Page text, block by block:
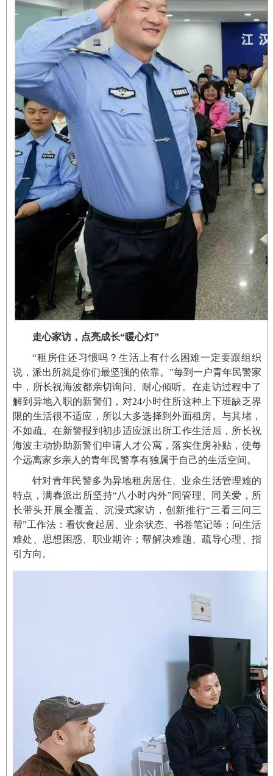
走心家访，点亮成长“暖心灯”
“租房住还习惯吗？生活上有什么困难一定要跟组织
说，派出所就是你们最坚强的依靠。”每到一户青年民警家
中，所长祝海波都亲切询问、耐心倾听。在走访过程中了
解到异地入职的新警们，对24小时住所这种上下班缺乏界
限的生活很不适应，所以大多选择到外面租房。与其堵，
不如疏。在新警报到初步适应派出所工作生活后，所长祝
海波主动协助新警们申请人才公寓，落实住房补贴，使每
个远离家乡亲人的青年民警享有独属于自己的生活空间。
针对青年民警多为异地租房居住、业余生活管理难的
特点，满春派出所坚持“八小时内外”同管理、同关爱，所
长带头开展全覆盖、沉浸式家访，创新推行“三看三问三
帮”工作法：看饮食起居、业余状态、书卷笔记等；问生活
难处、思想困惑、职业期许；帮解决难题、疏导心理、指
引方向。